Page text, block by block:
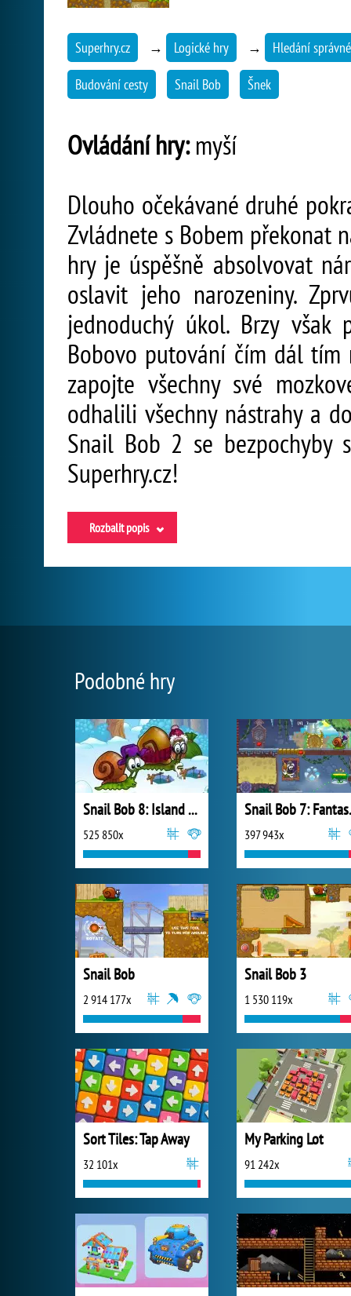
Superhry.cz → Logické hry → Hledání
Budování cesty Snail Bob Šnek
Ovládání hry:myší
Dlouho očekávané druhé
Zvládnete s Bobem překonat
hry je úspěšně absolvovat
oslavit jeho narozeniny.
jednoduchý úkol. Brzy však
Bobovo putování čím dál tím
zapojte všechny své
odhalili všechny nástrahy a
Snail Bob 2 se bezpochyby
Superhry.cz!
Rozbalit popis
Podobné hry
Snail Bob 8: Island Story
525 850x 397 943x
Snail Bob
2 914 177x
Snail Bob 3
1 530 119x
Sort Tiles: Tap Away
32 101x
My Parking Lot
91 242x